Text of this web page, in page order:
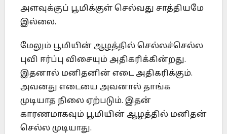
அளவுக்குப் பூமிக்குள் செல்வது சாத்தியமே
இல்லை.
மேலும் பூமியின் ஆழத்தில் செல்லச்செல்ல
புவி ஈர்ப்பு விசையும் அதிகரிக்கின்றது.
இதனால் மனிதனின் எடை அதிகரிக்கும்.
அவனது எடையை அவனால் தாங்க
முடியாத நிலை ஏற்படும். இதன்
காரணமாகவும் பூமியின் ஆழத்தில் மனிதன்
செல்ல முடியாது.